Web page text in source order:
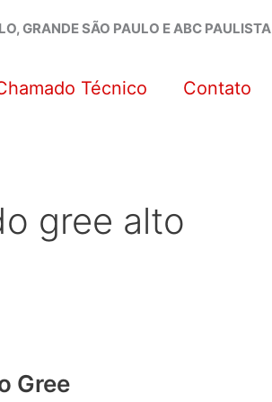
GRANDE SÃO PAULO E ABC PAULISTA
Técnico Contato
gree alto
Gree